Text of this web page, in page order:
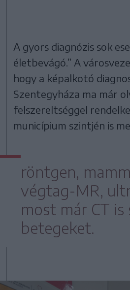
A gyors diagnózis sok
életbevágó.” A
hogy a képalkotó
Szentegyháza ma már
felszereltséggel
municípium szintjén is
röntgen,
végtag-MR,
most már CT is
betegeket.